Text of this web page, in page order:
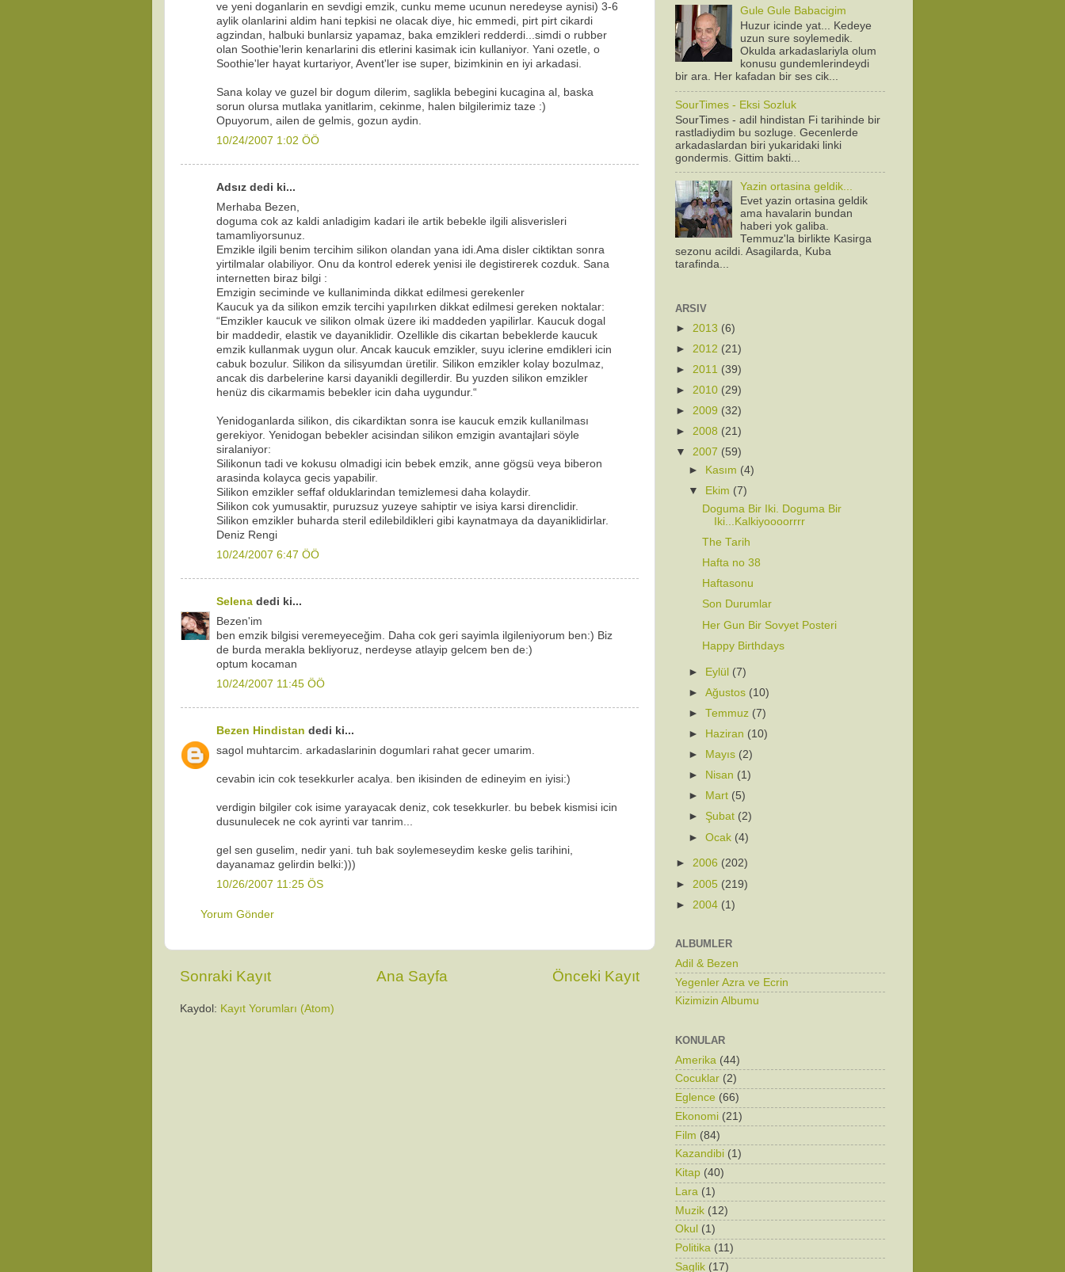
ve yeni doganlarin en sevdigi emzik, cunku meme ucunun neredeyse aynisi) 3-6
aylik olanlarini aldim hani tepkisi ne olacak diye, hic emmedi, pirt pirt cikardi
agzindan, halbuki bunlarsiz yapamaz, baka emzikleri redderdi...simdi o rubber
olan Soothie'lerin kenarlarini dis etlerini kasimak icin kullaniyor. Yani ozetle, o
Soothie'ler hayat kurtariyor, Avent'ler ise super, bizimkinin en iyi arkadasi.
Sana kolay ve guzel bir dogum dilerim, saglikla bebegini kucagina al, baska
sorun olursa mutlaka yanitlarim, cekinme, halen bilgilerimiz taze :)
Opuyorum, ailen de gelmis, gozun aydin.
10/24/2007 1:02 ÖÖ
Adsız dedi ki...
Merhaba Bezen,
doguma cok az kaldi anladigim kadari ile artik bebekle ilgili alisverisleri
tamamliyorsunuz.
Emzikle ilgili benim tercihim silikon olandan yana idi.Ama disler ciktiktan sonra
yirtilmalar olabiliyor. Onu da kontrol ederek yenisi ile degistirerek cozduk. Sana
internetten biraz bilgi :
Emzigin seciminde ve kullaniminda dikkat edilmesi gerekenler
Kaucuk ya da silikon emzik tercihi yapılırken dikkat edilmesi gereken noktalar:
“Emzikler kaucuk ve silikon olmak üzere iki maddeden yapilirlar. Kaucuk dogal
bir maddedir, elastik ve dayaniklidir. Ozellikle dis cikartan bebeklerde kaucuk
emzik kullanmak uygun olur. Ancak kaucuk emzikler, suyu iclerine emdikleri icin
cabuk bozulur. Silikon da silisyumdan üretilir. Silikon emzikler kolay bozulmaz,
ancak dis darbelerine karsi dayanikli degillerdir. Bu yuzden silikon emzikler
henüz dis cikarmamis bebekler icin daha uygundur.“
Yenidoganlarda silikon, dis cikardiktan sonra ise kaucuk emzik kullanilması
gerekiyor. Yenidogan bebekler acisindan silikon emzigin avantajlari söyle
siralaniyor:
Silikonun tadi ve kokusu olmadigi icin bebek emzik, anne gögsü veya biberon
arasinda kolayca gecis yapabilir.
Silikon emzikler seffaf olduklarindan temizlemesi daha kolaydir.
Silikon cok yumusaktir, puruzsuz yuzeye sahiptir ve isiya karsi direnclidir.
Silikon emzikler buharda steril edilebildikleri gibi kaynatmaya da dayaniklidirlar.
Deniz Rengi
10/24/2007 6:47 ÖÖ
Selena dedi ki...
Bezen'im
ben emzik bilgisi veremeyeceğim. Daha cok geri sayimla ilgileniyorum ben:) Biz
de burda merakla bekliyoruz, nerdeyse atlayip gelcem ben de:)
optum kocaman
10/24/2007 11:45 ÖÖ
Bezen Hindistan dedi ki...
sagol muhtarcim. arkadaslarinin dogumlari rahat gecer umarim.
cevabin icin cok tesekkurler acalya. ben ikisinden de edineyim en iyisi:)
verdigin bilgiler cok isime yarayacak deniz, cok tesekkurler. bu bebek kismisi icin
dusunulecek ne cok ayrinti var tanrim...
gel sen guselim, nedir yani. tuh bak soylemeseydim keske gelis tarihini,
dayanamaz gelirdin belki:)))
10/26/2007 11:25 ÖS
Yorum Gönder
Sonraki Kayıt Önceki Kayıt
Ana Sayfa
Kaydol: Kayıt Yorumları (Atom)
Gule Gule Babacigim
Huzur icinde yat... Kedeye
uzun sure soylemedik.
Okulda arkadaslariyla olum
konusu gundemlerindeydi
bir ara. Her kafadan bir ses cik...
SourTimes - Eksi Sozluk
SourTimes - adil hindistan Fi tarihinde bir
rastladiydim bu sozluge. Gecenlerde
arkadaslardan biri yukaridaki linki
gondermis. Gittim bakti...
Yazin ortasina geldik...
Evet yazin ortasina geldik
ama havalarin bundan
haberi yok galiba.
Temmuz'la birlikte Kasirga
sezonu acildi. Asagilarda, Kuba
tarafinda...
ARSIV
► 2013 (6)
► 2012 (21)
► 2011 (39)
► 2010 (29)
► 2009 (32)
► 2008 (21)
▼ 2007 (59)
►
Kasım (4)
▼
Ekim (7)
Doguma Bir Iki. Doguma Bir
Iki...Kalkiyoooorrrr
The Tarih
Hafta no 38
Haftasonu
Son Durumlar
Her Gun Bir Sovyet Posteri
Happy Birthdays
► Eylül (7)
►Ağustos (10)
►Temmuz (7)
►
Haziran (10)
►
Mayıs (2)
►
Nisan (1)
►
Mart (5)
► Şubat (2)
►Ocak (4)
► 2006 (202)
► 2005 (219)
► 2004 (1)
ALBUMLER
Adil & Bezen
Yegenler Azra ve Ecrin
Kizimizin Albumu
KONULAR
Amerika (44)
Cocuklar (2)
Eglence (66)
Ekonomi (21)
Film (84)
Kazandibi (1)
Kitap (40)
Lara (1)
Muzik (12)
Okul (1)
Politika (11)
Saglik (17)